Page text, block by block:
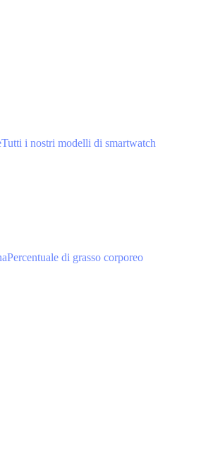
Tutti i nostri modelli di smartwatch
Percentuale di grasso corporeo